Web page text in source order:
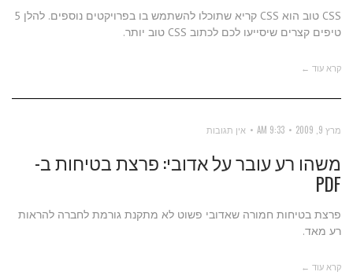
CSS טוב הוא CSS קריא שתוכלו להשתמש בו בפרויקטים נוספים. להלן 5
טיפים קצרים שיסייעו לכם לכתוב CSS טוב יותר.
קרא עוד ←
מרץ 9, 2009 9:33 AM אין תגובות
משהו רע עובר על אדובי: פרצת בטיחות ב-
PDF
פרצת בטיחות חמורה שאדובי פשוט לא מתקנת גורמת לחברה להראות
רע מאד.
קרא עוד ←